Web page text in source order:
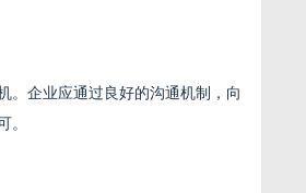
。企业应通过良好的沟通机制，向
。